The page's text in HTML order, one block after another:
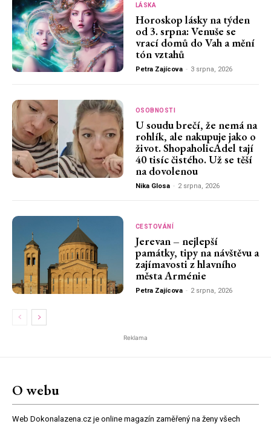
LÁSKA
Horoskop lásky na týden
od 3. srpna: Venuše se
vrací domů do Vah a mění
tón vztahů
Petra Zajícova - 3 srpna, 2026
OSOBNOSTI
U soudu brečí, že nemá na
rohlík, ale nakupuje jako o
život. ShopaholicAdel tají
40 tisíc čistého. Už se těší
na dovolenou
Nika Glosa - 2 srpna, 2026
CESTOVÁNÍ
Jerevan – nejlepší
památky, tipy na návštěvu a
zajímavosti z hlavního
města Arménie
Petra Zajícova - 2 srpna, 2026
Reklama
O webu
Web Dokonalazena.cz je online magazín zaměřený na ženy všech